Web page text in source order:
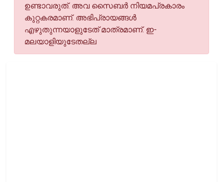
ഉണ്ടാവരുത്. അവ സൈബര്‍ നിയമപ്രകാരം
കുറ്റകരമാണ്. അഭിപ്രായങ്ങള്‍
എഴുതുന്നയാളുടേത് മാത്രമാണ്. ഇ-
മലയാളിയുടേതല്ല